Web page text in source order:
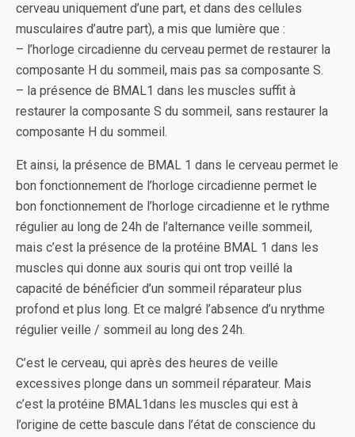
cerveau uniquement d’une part, et dans des cellules
musculaires d’autre part), a mis que lumière que :
– l’horloge circadienne du cerveau permet de restaurer la
composante H du sommeil, mais pas sa composante S.
– la présence de BMAL1 dans les muscles suffit à
restaurer la composante S du sommeil, sans restaurer la
composante H du sommeil.
Et ainsi, la présence de BMAL 1 dans le cerveau permet le
bon fonctionnement de l’horloge circadienne permet le
bon fonctionnement de l’horloge circadienne et le rythme
régulier au long de 24h de l’alternance veille sommeil,
mais c’est la présence de la protéine BMAL 1 dans les
muscles qui donne aux souris qui ont trop veillé la
capacité de bénéficier d’un sommeil réparateur plus
profond et plus long. Et ce malgré l’absence d’u nrythme
régulier veille / sommeil au long des 24h.
C’est le cerveau, qui après des heures de veille
excessives plonge dans un sommeil réparateur. Mais
c’est la protéine BMAL1dans les muscles qui est à
l’origine de cette bascule dans l’état de conscience du